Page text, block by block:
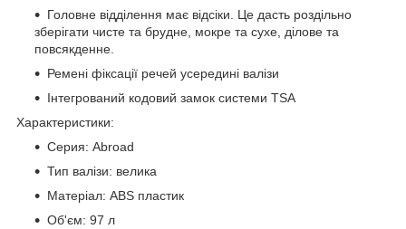
Головне відділення має відсіки. Це дасть роздільно
зберігати чисте та брудне, мокре та сухе, ділове та
повсякденне.
Ремені фіксації речей усередині валізи
Інтегрований кодовий замок системи TSA
Характеристики:
Серия: Abroad
Тип валізи: велика
Матеріал: ABS пластик
Об'єм: 97 л